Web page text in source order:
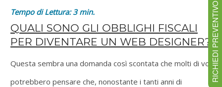
Tempo di Lettura:3 min.
QUALI SONO GLI OBBLIGHI FISCALI
PER DIVENTARE UN WEB DESIGNER?
Questa sembra una domanda così scontata che molti di voi
potrebbero pensare che, nonostante i tanti anni di
RICHIEDI PREVENTIVO